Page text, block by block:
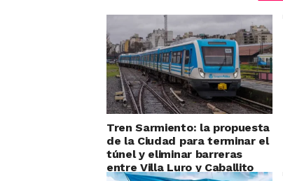
Tren Sarmiento: la propuesta
de la Ciudad para terminar el
túnel y eliminar barreras
entre Villa Luro y Caballito